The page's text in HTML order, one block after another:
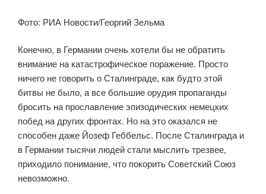
Фото: РИА Новости/Георгий Зельма
Конечно, в Германии очень хотели бы не обратить
внимание на катастрофическое поражение. Просто
ничего не говорить о Сталинграде, как будто этой
битвы не было, а все большие орудия пропаганды
бросить на прославление эпизодических немецких
побед на других фронтах. Но на это оказался не
способен даже Йозеф Геббельс. После Сталинграда и
в Германии тысячи людей стали мыслить трезвее,
приходило понимание, что покорить Советский Союз
невозможно.